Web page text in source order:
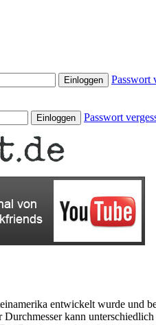
Passwort
Passwort
entwickelt wurde und
kann